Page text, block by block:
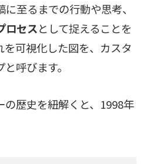
至るまでの行動や思考、
ロセスとして捉えることを
を可視化した図を、カスタ
呼びます。
の歴史を紐解くと、1998年